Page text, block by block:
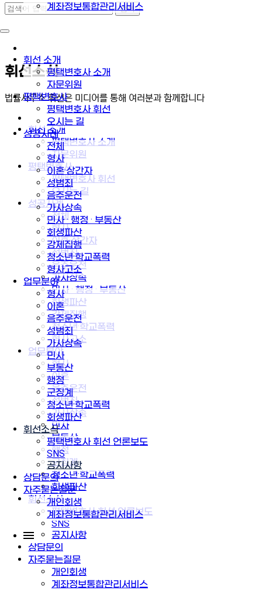
계좌정보통합관리서비스
휘선 소개
평택변호사 소개
자문위원
평택변호사
평택변호사 휘선
오시는 길
성공사례
전체
형사
이혼·상간자
성범죄
음주운전
가사상속
민사 · 행정 · 부동산
회생파산
강제집행
청소년·학교폭력
형사고소
업무분야
형사
이혼
음주운전
성범죄
가사상속
민사
부동산
행정
군징계
청소년·학교폭력
회생파산
휘선소식
평택변호사 휘선 언론보도
SNS
공지사항
상담문의
자주묻는질문
개인회생
계좌정보통합관리서비스
휘선소식
법률사무소 휘선은 미디어를 통해 여러분과 함께합니다
휘선 소개
평택변호사 소개
자문위원
평택변호사
평택변호사 휘선
오시는 길
성공사례
전체
형사
이혼·상간자
성범죄
음주운전
가사상속
민사 · 행정 · 부동산
회생파산
강제집행
청소년·학교폭력
형사고소
업무분야
형사
이혼
음주운전
성범죄
가사상속
민사
부동산
행정
군징계
청소년·학교폭력
회생파산
휘선소식
평택변호사 휘선 언론보도
SNS
공지사항
상담문의
자주묻는질문
개인회생
계좌정보통합관리서비스